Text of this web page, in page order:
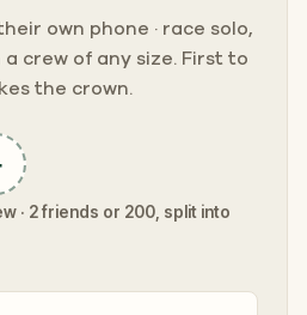
own phone · race solo,
crew of any size. First to
the crown.
· 2 friends or 200, split into